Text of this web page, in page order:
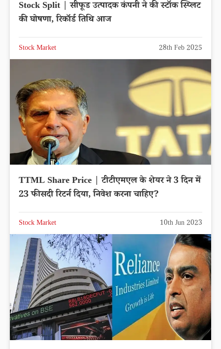
Stock Split | सीफूड उत्पादक कंपनी ने की स्टॉक स्प्लिट
की घोषणा, रिकॉर्ड तिथि आज
Stock Market 28th Feb 2025
TTML Share Price | टीटीएमएल के शेयर ने 3 दिन में
23 फीसदी रिटर्न दिया, निवेश करना चाहिए?
Stock Market 10th Jun 2023